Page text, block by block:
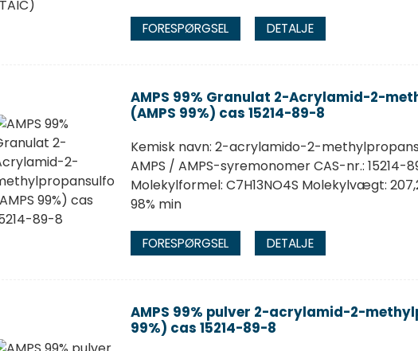
FORESPØRGSEL DETALJE
AMPS 99% Granulat 2-Acrylamid-2-
(AMPS 99%) cas 15214-89-8
Kemisk navn: 2-acrylamido-2-
AMPS / AMPS-syremonomer CAS-nr.: 15214-
Molekylformel: C7H13NO4S Molekylvægt:
98% min
FORESPØRGSEL DETALJE
AMPS 99% pulver 2-acrylamid-2-
99%) cas 15214-89-8